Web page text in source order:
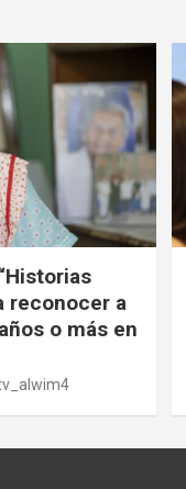
reconocer a
o más en